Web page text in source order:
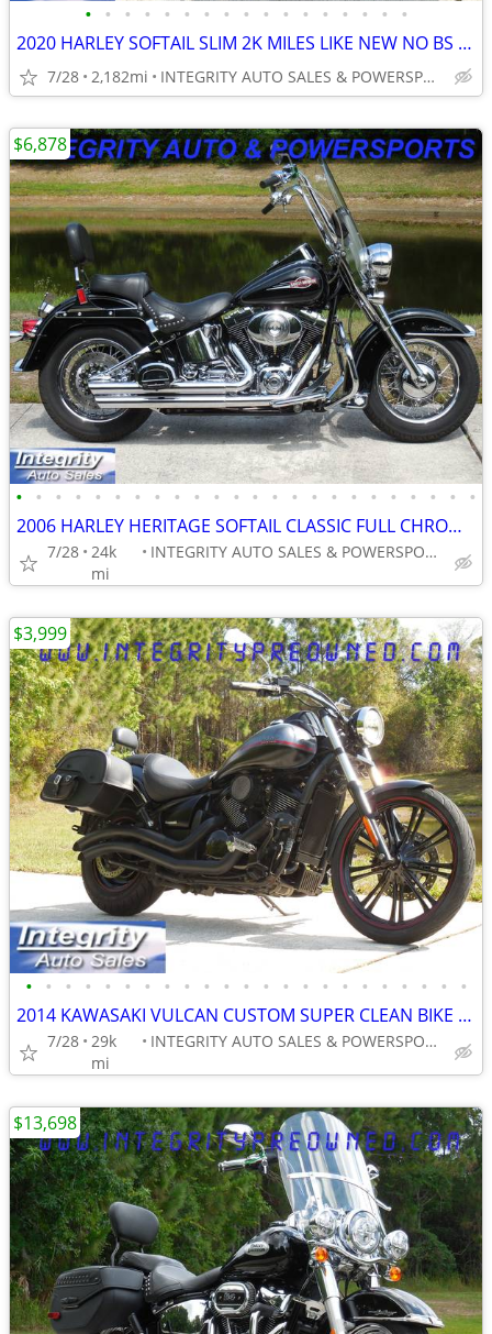
• • • • • • • • • • • • • • • • •
2020 HARLEY SOFTAIL SLIM 2K MILES LIKE NEW NO BS DEALER FEES HERE KOOL
7/28 2,182mi INTEGRITY AUTO SALES & POWERSPORTS
• • • • • • • • • • • • • • • • • • • • • • • •
2006 HARLEY HERITAGE SOFTAIL CLASSIC FULL CHROME LOW MILES NO BS FEES!
7/28 24k
mi
INTEGRITY AUTO SALES & POWERSPORTS
$6,878
• • • • • • • • • • • • • • • • • • • • • • •
2014 KAWASAKI VULCAN CUSTOM SUPER CLEAN BIKE RUNS EXCELLENT NO BS FEES
7/28 29k
mi
INTEGRITY AUTO SALES & POWERSPORTS
$3,999
$13,698